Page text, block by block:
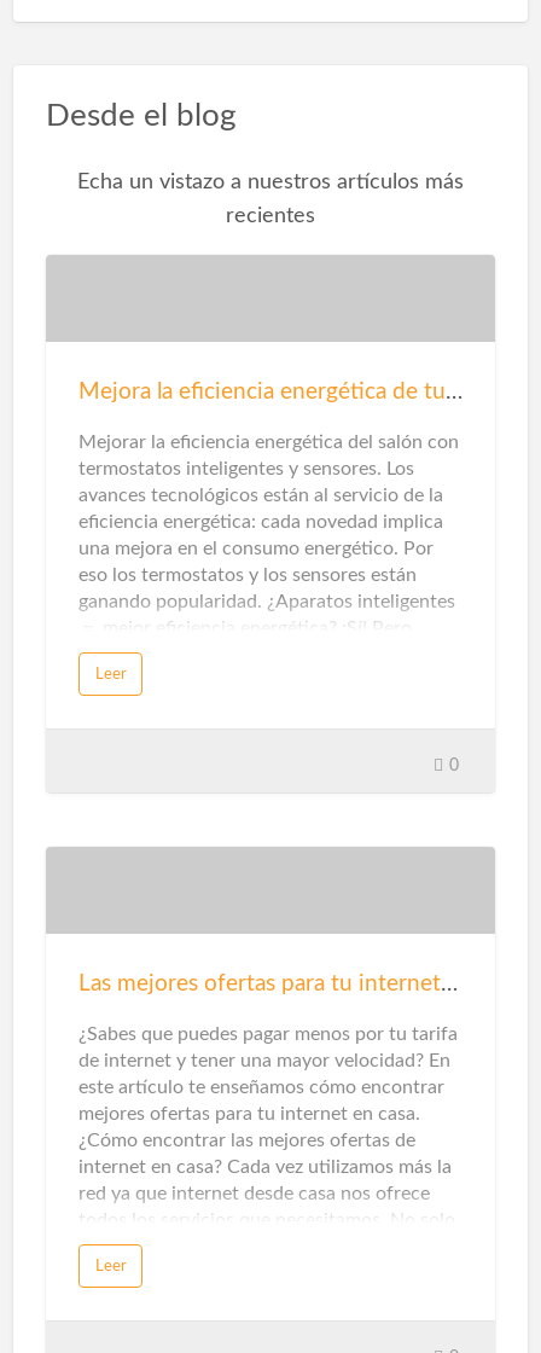
Desde el blog
Echa un vistazo a nuestros artículos más
recientes
Mejora la eficiencia energética de tu salón
Mejorar la eficiencia energética del salón con
termostatos inteligentes y sensores. Los
avances tecnológicos están al servicio de la
eficiencia energética: cada novedad implica
una mejora en el consumo energético. Por
eso los termostatos y los sensores están
ganando popularidad. ¿Aparatos inteligentes
＝ mejor eficiencia energética? ¡Sí! Pero…
para que un electrodoméstico, un artefacto
eléctrico o aparato electrónico se considere
poder gestionarse y automatizarse desde
tareas tengan un uso óptimo del gasto
energético.Dentro del ámbito doméstico, los
termostatos inteligentes y los se…
Leer
0
Las mejores ofertas para tu internet en casa
¿Sabes que puedes pagar menos por tu tarifa
de internet y tener una mayor velocidad? En
este artículo te enseñamos cómo encontrar
mejores ofertas para tu internet en casa.
¿Cómo encontrar las mejores ofertas de
internet en casa? Cada vez utilizamos más la
red ya que internet desde casa nos ofrece
todos los servicios que necesitamos. No solo
de entretenimiento, sino que también nos
ofrece servicios de información o formativos
profesional. Por ello es muy importante
Leer